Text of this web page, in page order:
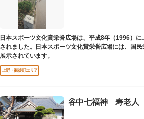
日本スポーツ文化賞栄誉広場は、平成8年（1996）に
されました。日本スポーツ文化賞栄誉広場には、国
展示されています。
上野・御徒町エリア
谷中七福神 寿老人